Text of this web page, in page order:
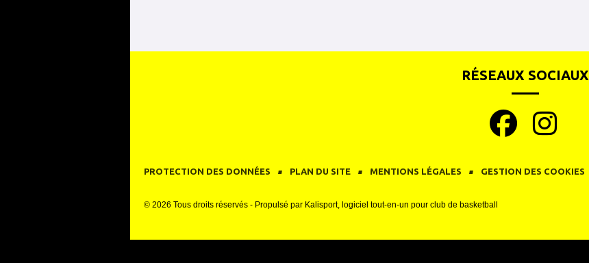
RÉSEAUX SOCIAUX
PROTECTION DES DONNÉES PLAN DU SITE MENTIONS LÉGALES GESTION DES COOKIES
© 2026 Tous droits réservés - Propulsé par Kalisport, logiciel tout-en-un pour club de basketball